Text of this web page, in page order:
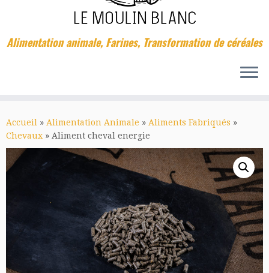
Alimentation animale, Farines, Transformation de céréales
Accueil » Alimentation Animale » Aliments Fabriqués »
Chevaux » Aliment cheval energie